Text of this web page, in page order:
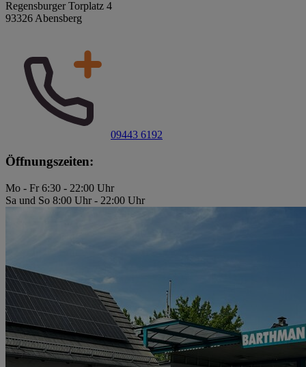
Regensburger Torplatz 4
93326 Abensberg
09443 6192
Öffnungszeiten:
Mo - Fr 6:30 - 22:00 Uhr
Sa und So 8:00 Uhr - 22:00 Uhr